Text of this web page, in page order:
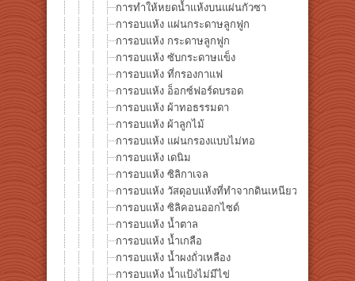
การทำให้หยดน้ำแห้งบนแผ่นกัวซา
การอบแห้ง แผ่นกระดาษลูกฟูก
การอบแห้ง กระดาษลูกฟูก
การอบแห้ง ซับกระดาษแข็ง
การอบแห้ง ที่กรองกาแฟ
การอบแห้ง อ็อกซ์ฟอร์ดบรอด
การอบแห้ง ผ้าทอธรรมดา
การอบแห้ง ผ้าลูกไม้
การอบแห้ง แผ่นกรองแบบไม่ทอ
การอบแห้ง เดนิม
การอบแห้ง ซิลิกาเจล
การอบแห้ง วัสดุอบแห้งที่ทำจากดินเหนียว
การอบแห้ง ซิลิคอนออกไซด์
การอบแห้ง น้ำตาล
การอบแห้ง น้ำเกลือ
การอบแห้ง น้ำผงถั่วเหลือง
การอบแห้ง น้ำแป้งไม่มีไข่